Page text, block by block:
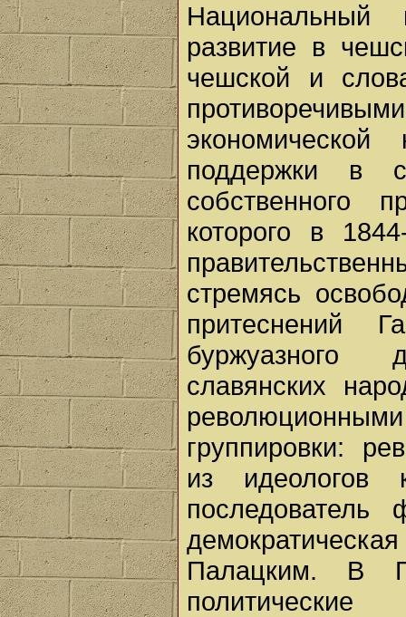
Национальный
развитие в
чешской и
поддержки в
собственного
которого в
стремясь
притеснений
буржуазного
славянских
группировки:
из идеологов
Палацким. В
политические